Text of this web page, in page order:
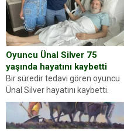
Oyuncu Ünal Silver 75
yaşında hayatını kaybetti
Bir süredir tedavi gören oyuncu
Ünal Silver hayatını kaybetti.
Haberi, oyuncunun menajerlik
ajansı duyurdu. Renda Güner,
sosyal medya hesabında “Usta